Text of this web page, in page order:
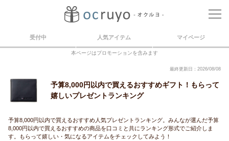
受付中 人気アイテム マイページ
本ページはプロモーションを含みます
最終更新日：2026/08/08
予算8,000円以内で買えるおすすめギフト！もらって
嬉しいプレゼントランキング
予算8,000円以内で買えるおすすめ人気プレゼントランキング。みんなが選んだ予算
8,000円以内で買えるおすすめの商品を口コミと共にランキング形式でご紹介しま
す。もらって嬉しい・気になるアイテムをチェックしてみよう！